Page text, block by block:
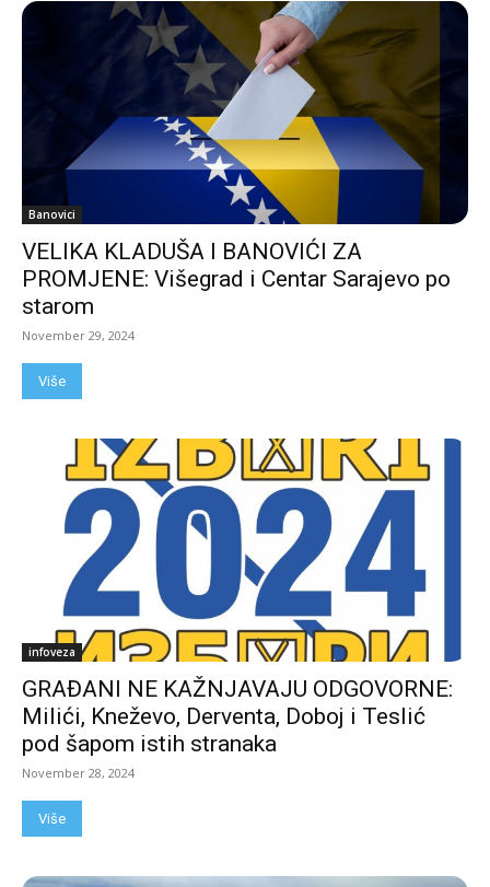
Banovici
VELIKA KLADUŠA I BANOVIĆI ZA
PROMJENE: Višegrad i Centar Sarajevo po
starom
November 29, 2024
Više
infoveza
GRAĐANI NE KAŽNJAVAJU ODGOVORNE:
Milići, Kneževo, Derventa, Doboj i Teslić
pod šapom istih stranaka
November 28, 2024
Više